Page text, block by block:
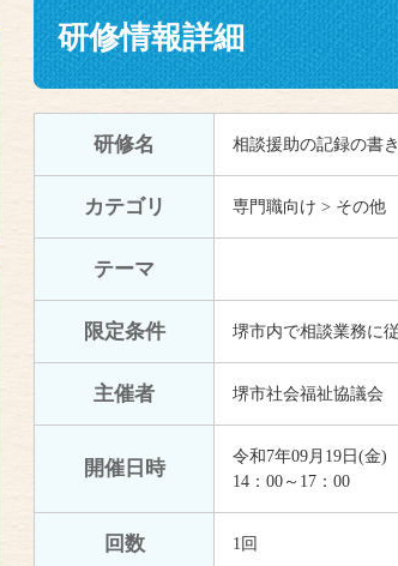
研修情報詳細
研修名 相談援助の記録の書
カテゴリ 専門職向け > その他
テーマ
限定条件 堺市内で相談業務に
主催者 堺市社会福祉協議会
開催日時
令和7年09月19日(金)
14：00～17：00
回数 1回